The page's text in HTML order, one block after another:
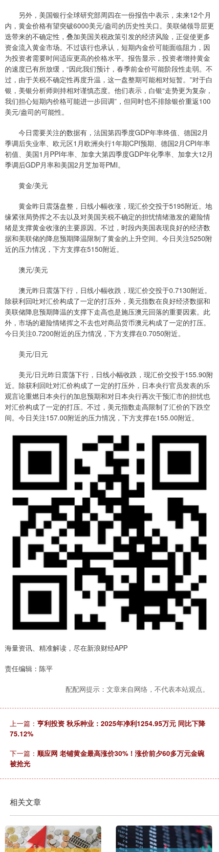
另外，美国银行全球研究部周四在一份报告中表示，未来12个月
内，黄金价格有望突破6000美元/盎司的历史性关口。美联储领导层更
迭带来的不确定性，叠加美国关税政策引发的经济风险，正促使更多
资金流入黄金市场。不过该行也承认，短期内金价可能面临阻力，因
为投资者需要时间适应更高的价格水平。报告显示，投资者增持黄金
的速度已有所放缓，“因此我们预计，春季前金价可能阶段性走弱。不
过，由于关税不确定性再度升温，这一盘整期可能相对短暂。”对于白
银，美银分析师则持相对谨慎态度。他们表示，白银“走势更为复杂，
我们担心短期内价格可能进一步回调”，但同时也不排除银价重返100
美元/盎司的可能性。
今日需要关注的数据有，法国第四季度GDP年率终值、德国2月
季调后失业率、欧元区1月欧洲央行1年期CPI预期、德国2月CPI年率
初值、美国1月PPI年率、加拿大第四季度GDP年化季率、加拿大12月
季调后GDP月率和美国2月芝加哥PMI。
黄金/美元
黄金昨日震荡盘整，日线小幅收涨，现汇价交投于5195附近。地
缘紧张局势挥之不去以及对美国关税不确定的担忧情绪激发的避险情
绪是支撑黄金收涨的主要原因。不过，时段内美国表现良好的经济数
据和美联储的降息预期降温限制了黄金的上升空间。今日关注5250附
近的压力情况，下方支撑在5150附近。
澳元/美元
澳元昨日震荡下行，日线小幅收跌，现汇价交投于0.7130附近。
除获利回吐对汇价构成了一定的打压外，美元指数在良好经济数据和
美联储降息预期降温的支撑下走高也是施压澳元回落的重要因素。此
外，市场的避险情绪挥之不去也对商品货币澳元构成了一定的打压。
今日关注0.7200附近的压力情况，下方支撑在0.7050附近。
美元/日元
美元/日元昨日震荡下行，日线小幅收跌，现汇价交投于155.90附
近。除获利回吐对汇价构成了一定的打压外，日本央行官员发表的乐
观言论重燃日本央行的加息预期和对日本央行再次干预汇市的担忧也
对汇价构成了一定的打压。不过，美元指数走高限制了汇价的下跌空
间。今日关注157.00附近的压力情况，下方支撑在155.00附近。
海量资讯、精准解读，尽在新浪财经APP
责任编辑：陈平
配配网提示：文章来自网络，不代表本站观点。
上一篇： 亨利投资 秋乐种业：2025年净利1254.95万元 同比下降
75.12%
下一篇： 顺应网 老铺黄金最高涨价30%！涨价前夕60多万元金碗
被抢光
相关文章